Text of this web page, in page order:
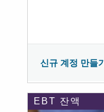
신규 계정 만들
EBT 잔액